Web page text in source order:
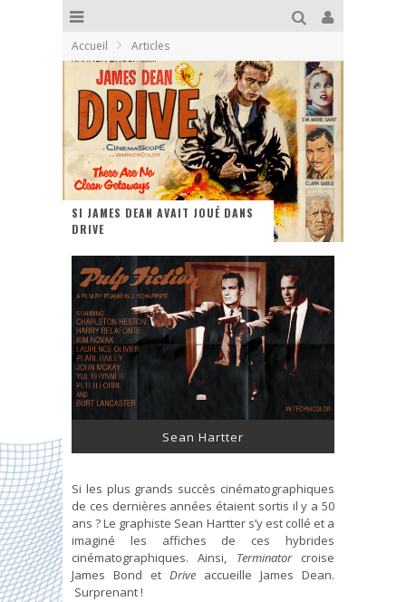
Accueil Articles
SI JAMES DEAN AVAIT JOUÉ DANS
DRIVE
Sean Hartter
Si les plus grands succès cinématographiques
de ces dernières années étaient sortis il y a 50
ans ? Le graphiste Sean Hartter s’y est collé et a
imaginé les affiches de ces hybrides
cinématographiques. Ainsi, Terminatorcroise
James Bond et Drive accueille James Dean.
Surprenant !